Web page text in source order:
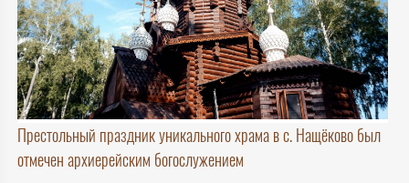
Престольный праздник уникального храма в с. Нащёково был
отмечен архиерейским богослужением